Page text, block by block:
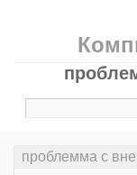
проблемма с